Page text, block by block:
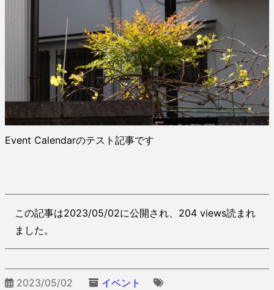
Event Calendarのテスト記事です
この記事は2023/05/02に公開され、204 views読まれ
ました。
2023/05/02 イベント